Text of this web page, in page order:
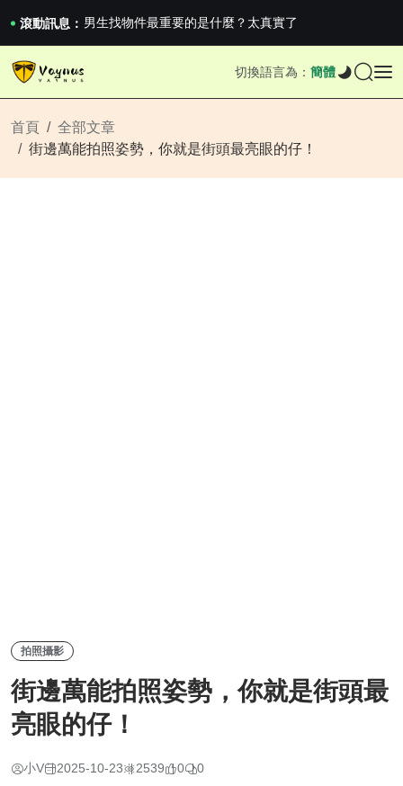
滾動訊息： 2026澳網男單收官：全滿貫對上全滿亞，德約...
《巔峰守衛 Highguard》正式上線，官...
男生找物件最重要的是什麼？太真實了
切換語言為： 簡體
首頁
全部文章
街邊萬能拍照姿勢，你就是街頭最亮眼的仔！
拍照攝影
街邊萬能拍照姿勢，你就是街頭最
亮眼的仔！
小V 2025-10-23 2539 0 0